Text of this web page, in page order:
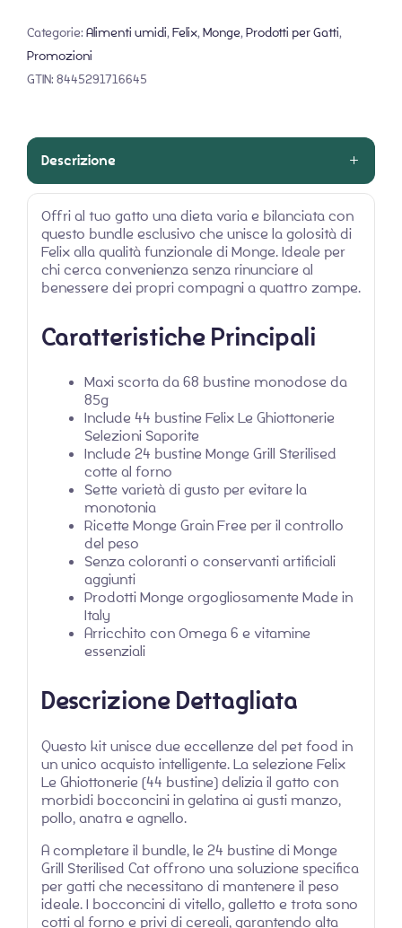
Categorie: Alimenti umidi, Felix, Monge, Prodotti per Gatti,
Promozioni
GTIN: 8445291716645
Descrizione
Offri al tuo gatto una dieta varia e bilanciata con
questo bundle esclusivo che unisce la golosità di
Felix alla qualità funzionale di Monge. Ideale per
chi cerca convenienza senza rinunciare al
benessere dei propri compagni a quattro zampe.
Caratteristiche Principali
Maxi scorta da 68 bustine monodose da
85g
Include 44 bustine Felix Le Ghiottonerie
Selezioni Saporite
Include 24 bustine Monge Grill Sterilised
cotte al forno
Sette varietà di gusto per evitare la
monotonia
Ricette Monge Grain Free per il controllo
del peso
Senza coloranti o conservanti artificiali
aggiunti
Prodotti Monge orgogliosamente Made in
Italy
Arricchito con Omega 6 e vitamine
essenziali
Descrizione Dettagliata
Questo kit unisce due eccellenze del pet food in
un unico acquisto intelligente. La selezione Felix
Le Ghiottonerie (44 bustine) delizia il gatto con
morbidi bocconcini in gelatina ai gusti manzo,
pollo, anatra e agnello.
A completare il bundle, le 24 bustine di Monge
Grill Sterilised Cat offrono una soluzione specifica
per gatti che necessitano di mantenere il peso
ideale. I bocconcini di vitello, galletto e trota sono
cotti al forno e privi di cereali, garantendo alta